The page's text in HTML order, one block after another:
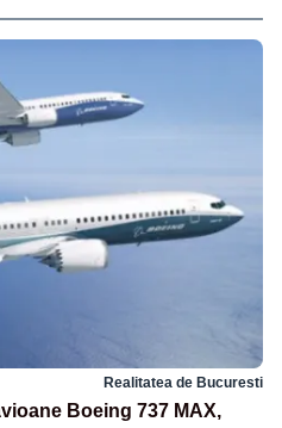
Realitatea de Bucuresti
Boeing 737 MAX,